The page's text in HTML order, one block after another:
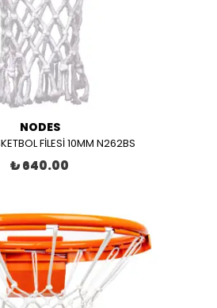
NODES
FİLESİ 10MM N262BS
₺ 640.00